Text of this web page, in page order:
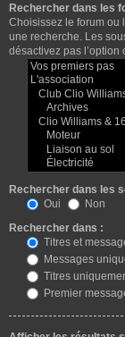
Rechercher dans les
Choisissez le forum ou
une recherche. Les
désactivez pas l’option
Rechercher dans les
Oui
Non
Rechercher dans :
Titres et
Messages
Titres
Premier